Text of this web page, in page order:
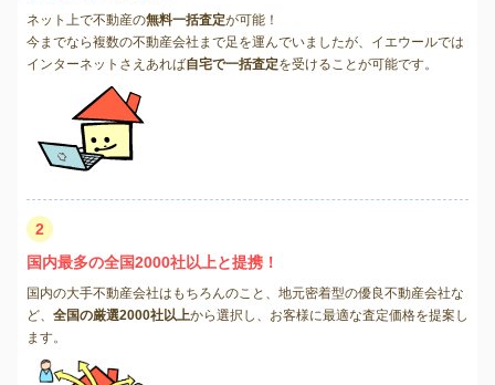
ネット上で不動産の無料一括査定が可能！
今までなら複数の不動産会社まで足を運んでいましたが、イエウールでは
インターネットさえあれば自宅で一括査定を受けることが可能です。
2
国内最多の全国2000社以上と提携！
国内の大手不動産会社はもちろんのこと、地元密着型の優良不動産会社な
ど、 全国の厳選2000社以上から選択し、お客様に最適な査定価格を提案し
ます。